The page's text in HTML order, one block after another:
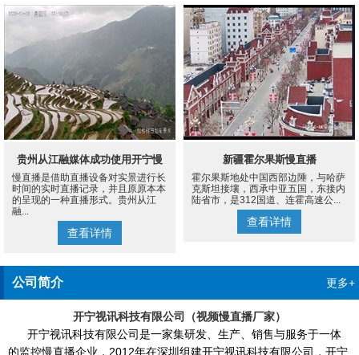
贵州从江融媒体成功使用开宁慢
直播设备案例
慢直播是借助直播设备对实景进行长
时间的实时直播记录，并且原原本本
的呈现的一种直播形式。贵州从江
融...
查看详情
新疆霍尔果斯慢直播
霍尔果斯地处中国西部边陲，与哈萨
克斯坦接壤，西承中亚五国，东接内
陆省市，是312国道、连霍高速公...
查看详情
公司简介 更多+
开宁视讯科技有限公司（视频慢直播厂家）
开宁视讯科技有限公司是一家集研发、生产、销售与服务于一体
的监控慢直播企业，2012年在深圳组建开宁视讯科技有限公司，开宁